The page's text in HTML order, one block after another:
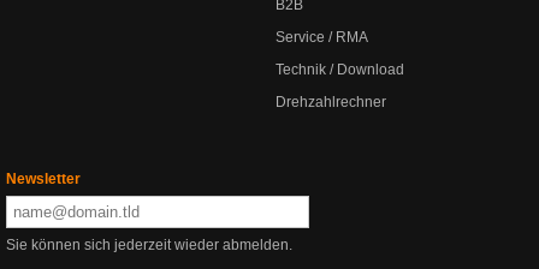
B2B
Service / RMA
Technik / Download
Drehzahlrechner
Newsletter
Sie können sich jederzeit wieder abmelden.